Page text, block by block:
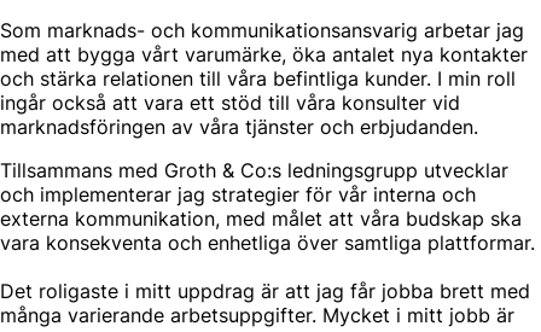
Som marknads- och kommunikationsansvarig arbetar jag
med att bygga vårt varumärke, öka antalet nya kontakter
och stärka relationen till våra befintliga kunder. I min roll
ingår också att vara ett stöd till våra konsulter vid
marknadsföringen av våra tjänster och erbjudanden.
Tillsammans med Groth & Co:s ledningsgrupp utvecklar
och implementerar jag strategier för vår interna och
externa kommunikation, med målet att våra budskap ska
vara konsekventa och enhetliga över samtliga plattformar.
Det roligaste i mitt uppdrag är att jag får jobba brett med
många varierande arbetsuppgifter. Mycket i mitt jobb är